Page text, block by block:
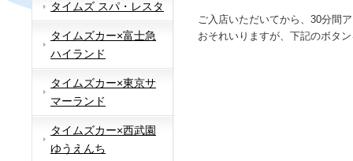
タイムズ スパ・レスタ
タイムズカー×富士急
ハイランド
タイムズカー×東京サ
マーランド
タイムズカー×西武園
ゆうえんち
ご入店いただいてから、30分間
おそれいりますが、下記のボタ